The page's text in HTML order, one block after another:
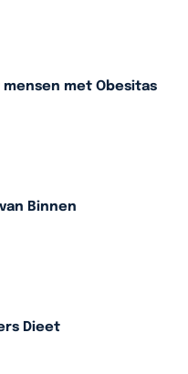
mensen met Obesitas
Binnen
Dieet